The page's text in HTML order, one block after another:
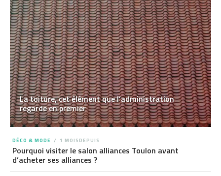
La toiture, cet élément que l’administration
regarde en premier
DÉCO & MODE 1 MOISDEPUIS
Pourquoi visiter le salon alliances Toulon avant
d’acheter ses alliances ?